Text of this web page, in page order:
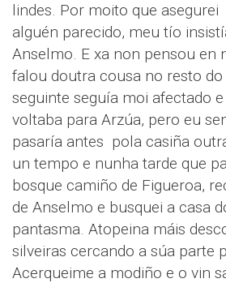
lindes. Por moito que
alguén parecido, meu tío
Anselmo. E xa non pensou en
falou doutra cousa no resto
seguinte seguía moi afectado
voltaba para Arzúa, pero eu
pasaría antes pola casiña
un tempo e nunha tarde que
bosque camiño de Figueroa,
de Anselmo e busquei a casa
pantasma. Atopeina máis
silveiras cercando a súa parte
Acerqueime a modiño e o vin